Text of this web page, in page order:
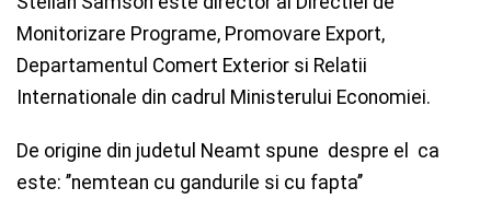
Monitorizare Programe, Promovare Export,
Departamentul Comert Exterior si Relatii
Internationale din cadrul Ministerului Economiei.
De origine din judetul Neamt spune despre el ca
este: ’’nemtean cu gandurile si cu fapta’’